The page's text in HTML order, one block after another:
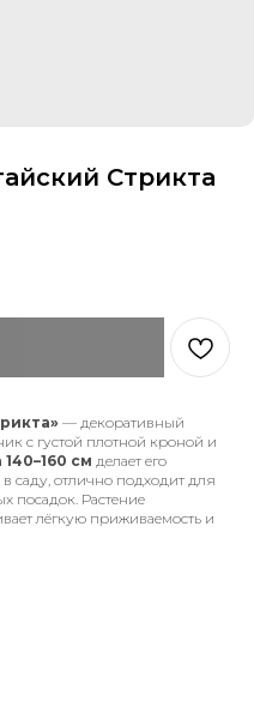
Стрикта
— декоративный
с густой плотной кроной и
см делает его
саду, отлично подходит для
посадок. Растение
лёгкую приживаемость и